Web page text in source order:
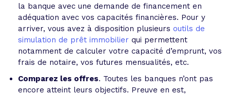
la banque avec une demande de financement en
adéquation avec vos capacités financières. Pour y
arriver, vous avez à disposition plusieurs outils de
simulation de prêt immobilier qui permettent
notamment de calculer votre capacité d’emprunt, vos
frais de notaire, vos futures mensualités, etc.
Comparez les offres. Toutes les banques n’ont pas
encore atteint leurs objectifs. Preuve en est,